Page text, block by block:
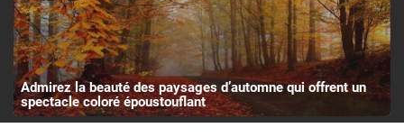
Admirez la beauté des paysages d’automne qui offrent un
spectacle coloré époustouflant